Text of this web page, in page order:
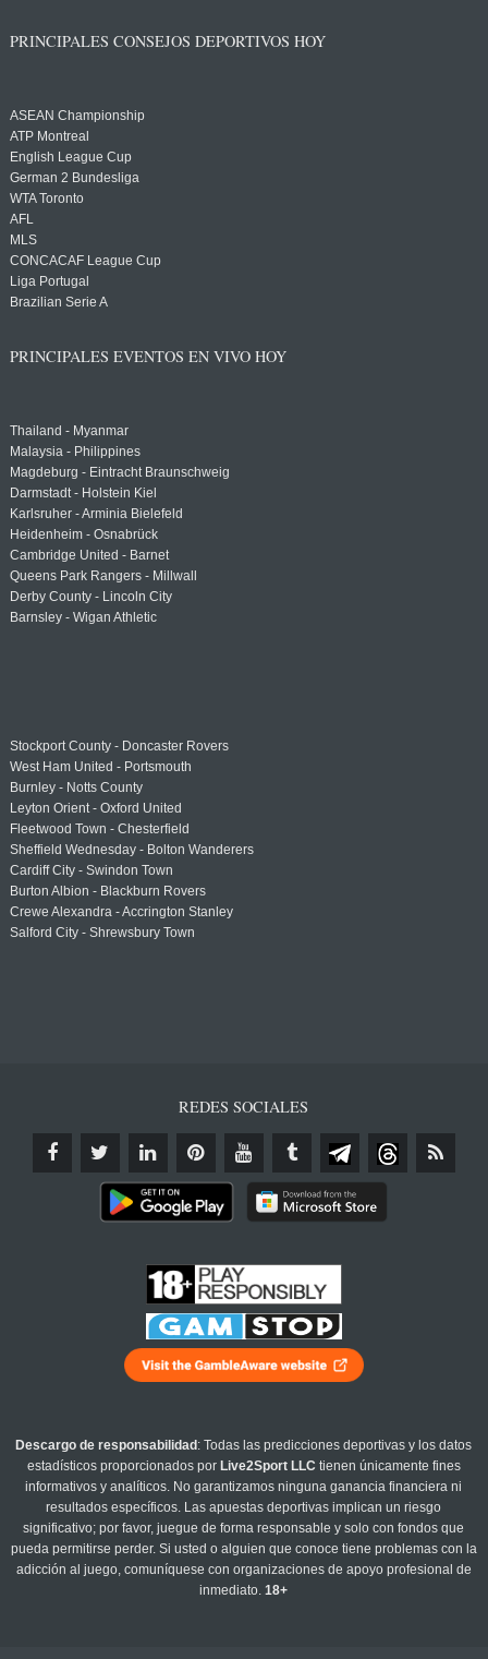
PRINCIPALES CONSEJOS DEPORTIVOS HOY
ASEAN Championship
ATP Montreal
English League Cup
German 2 Bundesliga
WTA Toronto
AFL
MLS
CONCACAF League Cup
Liga Portugal
Brazilian Serie A
PRINCIPALES EVENTOS EN VIVO HOY
Thailand - Myanmar
Malaysia - Philippines
Magdeburg - Eintracht Braunschweig
Darmstadt - Holstein Kiel
Karlsruher - Arminia Bielefeld
Heidenheim - Osnabrück
Cambridge United - Barnet
Queens Park Rangers - Millwall
Derby County - Lincoln City
Barnsley - Wigan Athletic
Stockport County - Doncaster Rovers
West Ham United - Portsmouth
Burnley - Notts County
Leyton Orient - Oxford United
Fleetwood Town - Chesterfield
Sheffield Wednesday - Bolton Wanderers
Cardiff City - Swindon Town
Burton Albion - Blackburn Rovers
Crewe Alexandra - Accrington Stanley
Salford City - Shrewsbury Town
REDES SOCIALES
Descargo de responsabilidad : Todas las predicciones deportivas y los datos
estadísticos proporcionados por Live2Sport LLC tienen únicamente fines
informativos y analíticos. No garantizamos ninguna ganancia financiera ni
resultados específicos. Las apuestas deportivas implican un riesgo
significativo; por favor, juegue de forma responsable y solo con fondos que
pueda permitirse perder. Si usted o alguien que conoce tiene problemas con la
adicción al juego, comuníquese con organizaciones de apoyo profesional de
inmediato.18+